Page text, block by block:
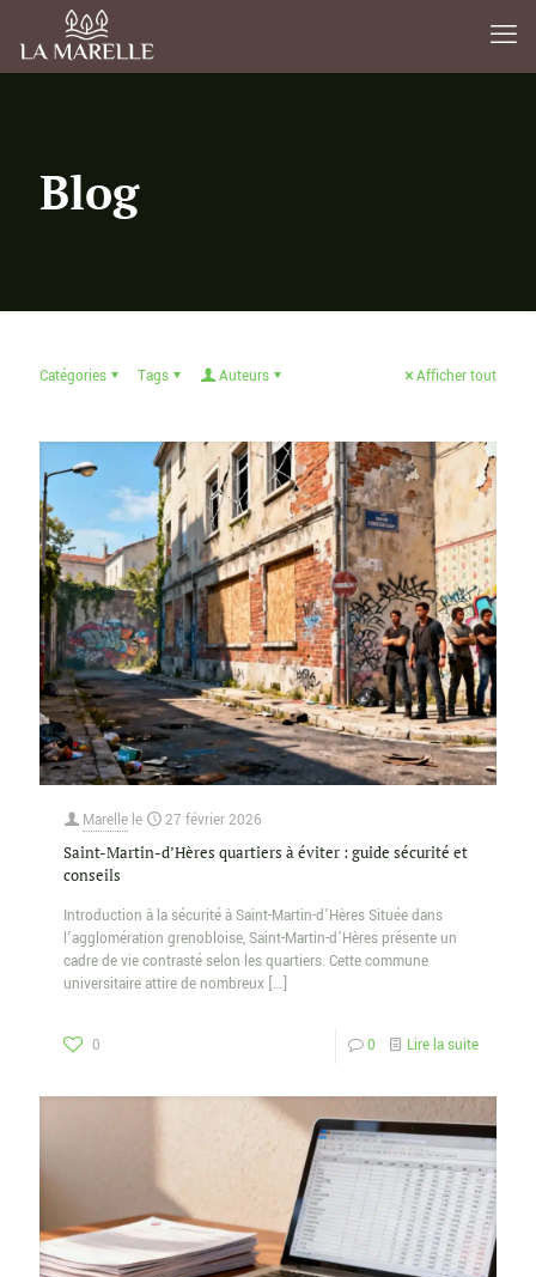
Blog
Catégories Tags Auteurs Afficher tout
Marelle le 27 février 2026
Saint-Martin-d’Hères quartiers à éviter : guide sécurité et
conseils
Introduction à la sécurité à Saint-Martin-d’Hères Située dans
l’agglomération grenobloise, Saint-Martin-d’Hères présente un
cadre de vie contrasté selon les quartiers. Cette commune
universitaire attire de nombreux […]
0 0 Lire la suite